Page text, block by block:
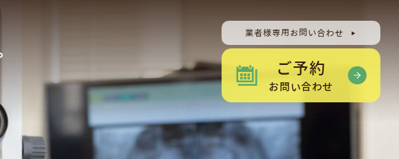
業者様専用お問い合わせ
ご予約
お問い合わせ